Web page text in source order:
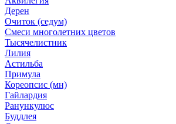
Дерен
Очиток (седум)
Смеси многолетних цветов
Тысячелистник
Лилия
Астильба
Примула
Кореопсис (мн)
Гайлардия
Ранункулюс
Буддлея